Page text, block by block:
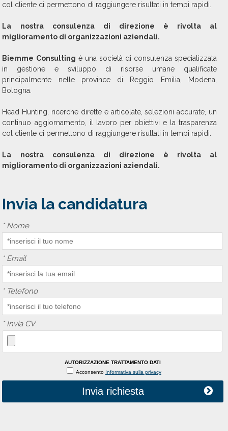
col cliente ci permettono di raggiungere risultati in tempi rapidi.
La nostra consulenza di direzione è rivolta al
miglioramento di organizzazioni aziendali.
Biemme Consulting è una società di consulenza specializzata
in gestione e sviluppo di risorse umane qualificate
principalmente nelle province di Reggio Emilia, Modena,
Bologna.
Head Hunting, ricerche dirette e articolate, selezioni accurate, un
continuo aggiornamento, il lavoro per obiettivi e la trasparenza
col cliente ci permettono di raggiungere risultati in tempi rapidi.
La nostra consulenza di direzione è rivolta al
miglioramento di organizzazioni aziendali.
Invia la candidatura
*Nome
*Email
*Telefono
*Invia CV
AUTORIZZAZIONE TRATTAMENTO DATI
Acconsento Informativa sulla privacy
Invia richiesta